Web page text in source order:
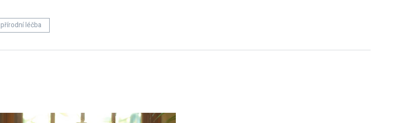
přírodní léčba